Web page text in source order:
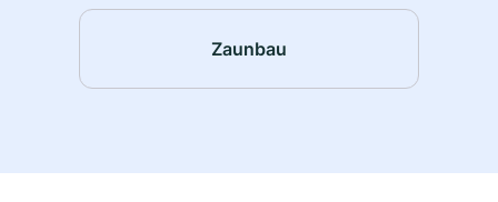
Zaunbau